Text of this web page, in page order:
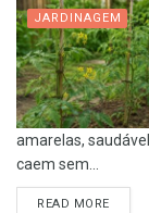
JARDINAGEM
amarelas,
caem sem...
READ MORE